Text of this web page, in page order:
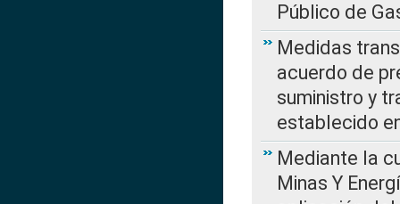
Público de
Medidas
acuerdo de
suministro y
establecido
Mediante la
Minas Y